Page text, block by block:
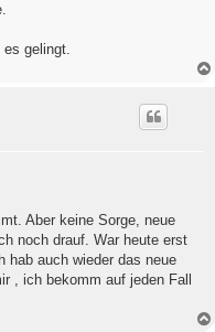
es gelingt.
Aber keine Sorge, neue
noch drauf. War heute erst
hab auch wieder das neue
, ich bekomm auf jeden Fall